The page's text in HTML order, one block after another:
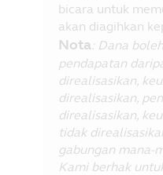
bicara untuk
akan diagihkan
Nota: Dana
pendapatan
direalisasikan,
direalisasikan,
direalisasikan,
tidak
gabungan mana-
Kami berhak